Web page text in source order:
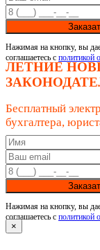
Нажимая на кнопку, вы
соглашаетесь с политикой
ЛЕТНИЕ
Бесплатный
бухгалтера,
Нажимая на кнопку, вы
соглашаетесь с политикой
×